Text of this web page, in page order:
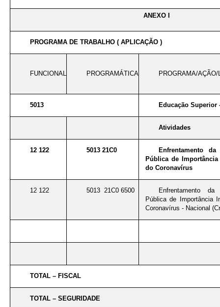
ANEXO I
PROGRAMA DE TRABALHO ( APLICAÇÃO )
FUNCIONAL PROGRAMÁTICA PROGRAMA/
5013 Educação Superior
Atividades
12 122 5013 21C0
Enfrentamento
Pública de
do Coronavírus
12 122 5013 21C0 6500
Enfrentamento
Pública de Importância
Coronavírus - Nacional
TOTAL – FISCAL
TOTAL – SEGURIDADE